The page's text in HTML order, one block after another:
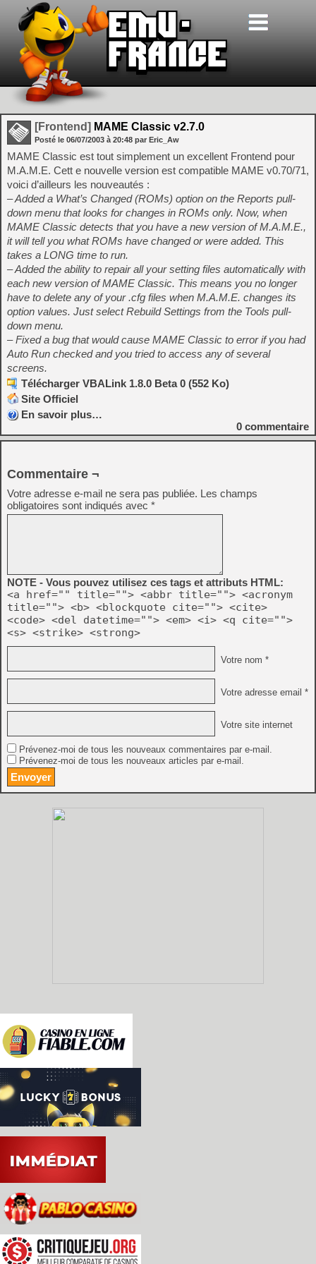
[Frontend] MAME Classic v2.7.0
Posté le 06/07/2003 à 20:48 par Eric_Aw
MAME Classic est tout simplement un excellent Frontend pour
M.A.M.E. Cett e nouvelle version est compatible MAME v0.70/71,
voici d’ailleurs les nouveautés :
– Added a What’s Changed (ROMs) option on the Reports pull-
down menu that looks for changes in ROMs only. Now, when
MAME Classic detects that you have a new version of M.A.M.E.,
it will tell you what ROMs have changed or were added. This
takes a LONG time to run.
– Added the ability to repair all your setting files automatically with
each new version of MAME Classic. This means you no longer
have to delete any of your .cfg files when M.A.M.E. changes its
option values. Just select Rebuild Settings from the Tools pull-
down menu.
– Fixed a bug that would cause MAME Classic to error if you had
Auto Run checked and you tried to access any of several
screens.
Télécharger VBALink 1.8.0 Beta 0 (552 Ko)
Site Officiel
En savoir plus…
0 commentaire
Commentaire ¬
Votre adresse e-mail ne sera pas publiée. Les champs
obligatoires sont indiqués avec *
NOTE - Vous pouvez utilisez ces tags et attributs HTML:
<a href="" title=""> <abbr title=""> <acronym
title=""> <b> <blockquote cite=""> <cite>
<code> <del datetime=""> <em> <i> <q cite="">
<s> <strike> <strong>
Votre nom *
Votre adresse email *
Votre site internet
Prévenez-moi de tous les nouveaux commentaires par e-mail.
Prévenez-moi de tous les nouveaux articles par e-mail.